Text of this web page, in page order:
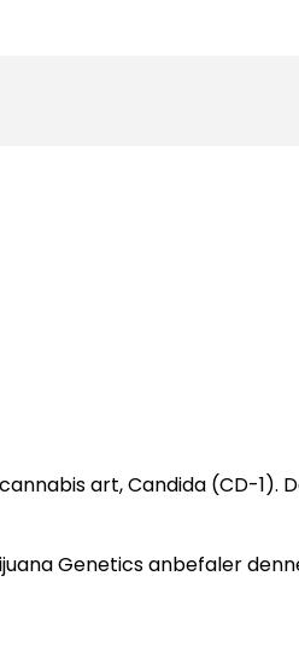
art, Candida (CD-1).
Genetics anbefaler